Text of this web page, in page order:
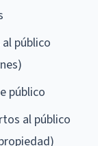
público
público
al público